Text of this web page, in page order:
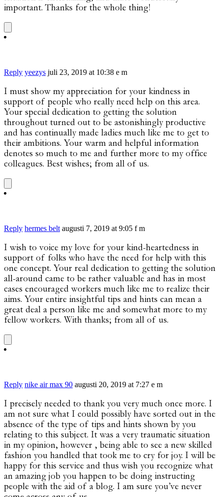
important. Thanks for the whole thing!
Reply yeezys juli 23, 2019 at 10:38 e m
I must show my appreciation for your kindness in
support of people who really need help on this area.
Your special dedication to getting the solution
throughout turned out to be astonishingly productive
and has continually made ladies much like me to get to
their ambitions. Your warm and helpful information
denotes so much to me and further more to my office
colleagues. Best wishes; from all of us.
Reply hermes belt augusti 7, 2019 at 9:05 f m
I wish to voice my love for your kind-heartedness in
support of folks who have the need for help with this
one concept. Your real dedication to getting the solution
all-around came to be rather valuable and has in most
cases encouraged workers much like me to realize their
aims. Your entire insightful tips and hints can mean a
great deal a person like me and somewhat more to my
fellow workers. With thanks; from all of us.
Reply nike air max 90 augusti 20, 2019 at 7:27 e m
I precisely needed to thank you very much once more. I
am not sure what I could possibly have sorted out in the
absence of the type of tips and hints shown by you
relating to this subject. It was a very traumatic situation
in my opinion, however , being able to see a new skilled
fashion you handled that took me to cry for joy. I will be
happy for this service and thus wish you recognize what
an amazing job you happen to be doing instructing
people with the aid of a blog. I am sure you’ve never